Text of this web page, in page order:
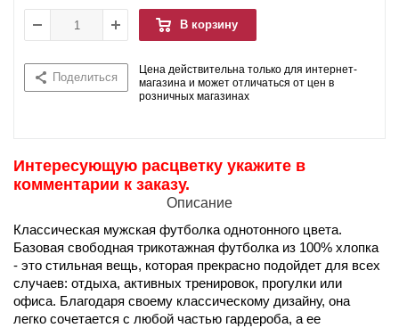
В корзину
Поделиться
Цена действительна только для интернет-
магазина и может отличаться от цен в
розничных магазинах
Интересующую расцветку укажите в
комментарии к заказу.
Описание
Классическая мужская футболка однотонного цвета.
Базовая свободная трикотажная футболка из 100% хлопка
- это стильная вещь, которая прекрасно подойдет для всех
случаев: отдыха, активных тренировок, прогулки или
офиса. Благодаря своему классическому дизайну, она
легко сочетается с любой частью гардероба, а ее